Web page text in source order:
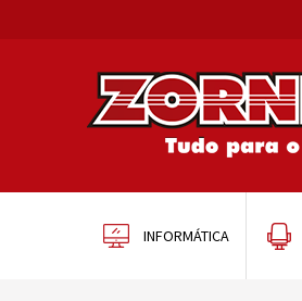
INFORMÁTICA